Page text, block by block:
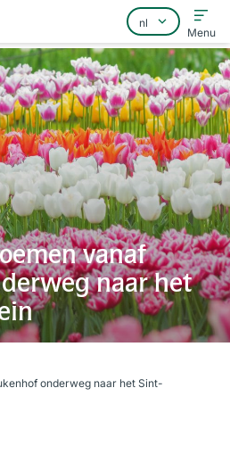
Menu
vanaf
naar het
onderweg naar het Sint-